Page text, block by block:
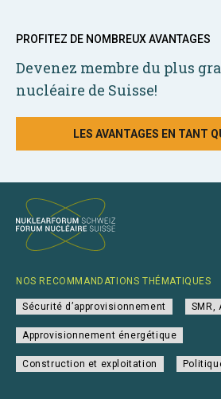
PROFITEZ DE NOMBREUX AVANTAGES
Devenez membre du plus
nucléaire de Suisse!
LES AVANTAGES EN TANT
NOS RECOMMANDATIONS THÉMATIQUES
Sécurité d’approvisionnement SMR,
Approvisionnement énergétique
Construction et exploitation